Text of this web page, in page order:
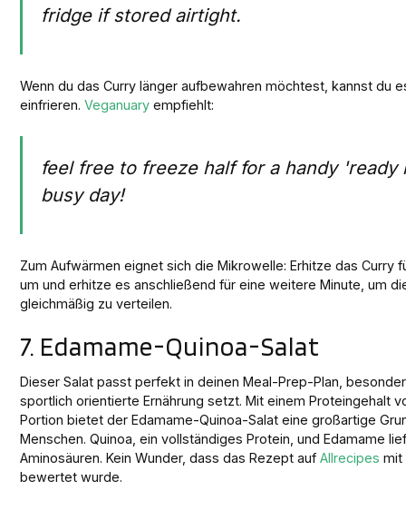
fridge if stored airtight.
Wenn du das Curry länger aufbewahren möchtest, kannst du
einfrieren.Veganuary empfiehlt:
feel free to freeze half for a handy 'ready
busy day!
Zum Aufwärmen eignet sich die Mikrowelle: Erhitze das Curry
um und erhitze es anschließend für eine weitere Minute, um
gleichmäßig zu verteilen.
7. Edamame-Quinoa-Salat
Dieser Salat passt perfekt in deinen Meal-Prep-Plan,
sportlich orientierte Ernährung setzt. Mit einem Proteingehalt
Portion bietet der Edamame-Quinoa-Salat eine großartige
Menschen. Quinoa, ein vollständiges Protein, und Edamame
Aminosäuren. Kein Wunder, dass das Rezept aufAllrecipes mit
bewertet wurde.